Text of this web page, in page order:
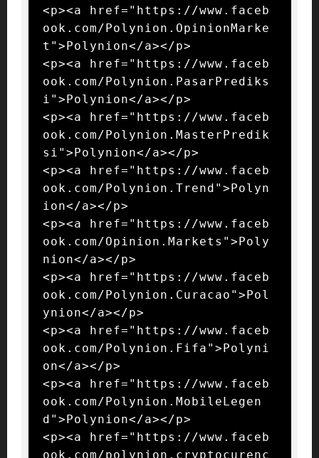
<p><a href="https://www.faceb
ook.com/Polynion.OpinionMarke
t">Polynion</a></p>
<p><a href="https://www.faceb
ook.com/Polynion.PasarPrediks
i">Polynion</a></p>
<p><a href="https://www.faceb
ook.com/Polynion.MasterPredik
si">Polynion</a></p>
<p><a href="https://www.faceb
ook.com/Polynion.Trend">Polyn
ion</a></p>
<p><a href="https://www.faceb
ook.com/Opinion.Markets">Poly
nion</a></p>
<p><a href="https://www.faceb
ook.com/Polynion.Curacao">Pol
ynion</a></p>
<p><a href="https://www.faceb
ook.com/Polynion.Fifa">Polyni
on</a></p>
<p><a href="https://www.faceb
ook.com/Polynion.MobileLegen
d">Polynion</a></p>
<p><a href="https://www.faceb
ook.com/polynion.cryptocurenc